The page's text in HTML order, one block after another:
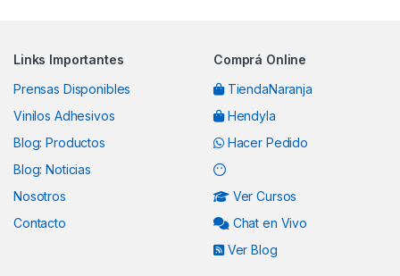
Links Importantes
Prensas Disponibles
Vinilos Adhesivos
Blog: Productos
Blog: Noticias
Nosotros
Contacto
Comprá Online
TiendaNaranja
Hendyla
Hacer Pedido
Ver Cursos
Chat en Vivo
Ver Blog